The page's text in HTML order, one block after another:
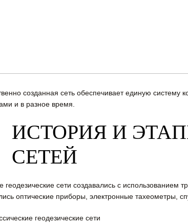
созданная сеть обеспечивает единую систему
и в разное время.
ИСТОРИЯ И
СЕТЕЙ
геодезические сети создавались с использованием
оптические приборы, электронные тахеометры,
геодезические сети